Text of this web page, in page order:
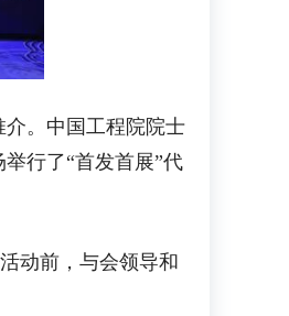
。中国工程院院士
行了“首发首展”代
动前，与会领导和